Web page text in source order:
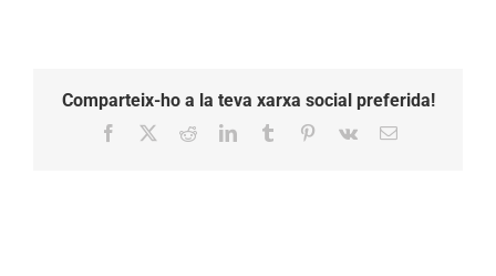
Comparteix-ho a la teva xarxa social preferida!
Facebook RedditLinkedInTumblr Pinterest
Vk Email: